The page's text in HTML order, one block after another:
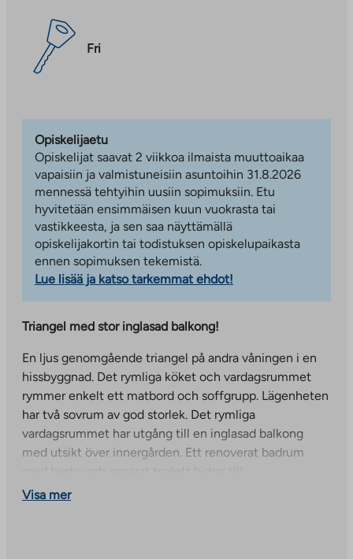
Fri
Opiskelijaetu
Opiskelijat saavat 2 viikkoa ilmaista muuttoaikaa
vapaisiin ja valmistuneisiin asuntoihin 31.8.2026
mennessä tehtyihin uusiin sopimuksiin. Etu
hyvitetään ensimmäisen kuun vuokrasta tai
vastikkeesta, ja sen saa näyttämällä
opiskelijakortin tai todistuksen opiskelupaikasta
ennen sopimuksen tekemistä.
Lue lisää ja katso tarkemmat ehdot!
Triangel med stor inglasad balkong!
En ljus genomgående triangel på andra våningen i en
hissbyggnad. Det rymliga köket och vardagsrummet
rymmer enkelt ett matbord och soffgrupp. Lägenheten
har två sovrum av god storlek. Det rymliga
vardagsrummet har utgång till en inglasad balkong
med utsikt över innergården. Ett renoverat badrum
boendekomforten. Vardagsrummen har laminatgolv.
Visa mer